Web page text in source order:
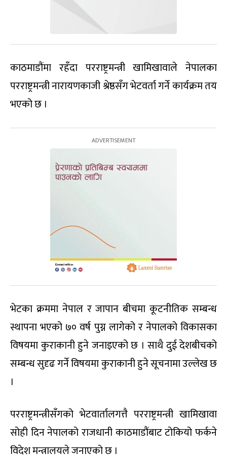
काठमाडौंमा रहँदा परराष्ट्रमन्त्री खामिखावाले नेपालका
परराष्ट्रमन्त्री नारायणकाजी श्रेष्ठसँग भेटवर्ता गर्ने कार्यक्रम तय
भएको छ ।
भेटका क्रममा नेपाल र जापान बीचमा कूटनीतिक सम्बन्ध
स्थापना भएको ७० वर्ष पुग्न लागेको र नेपालको विकासका
विषयमा कुराकानी हुने जनाइएको छ । साथै दुई देशबीचको
सम्बन्ध सुदृढ गर्ने विषयमा कुराकानी हुने सूचनामा उल्लेख छ
।
परराष्ट्रमन्त्रीसँगको भेटवार्तालगत्तै परराष्ट्रमन्त्री खामिखावा
सोही दिन नेपालको राजधानी काठमाडौंबाट टोकियो फर्कने
विदेश मन्त्रालयले जनाएको छ ।